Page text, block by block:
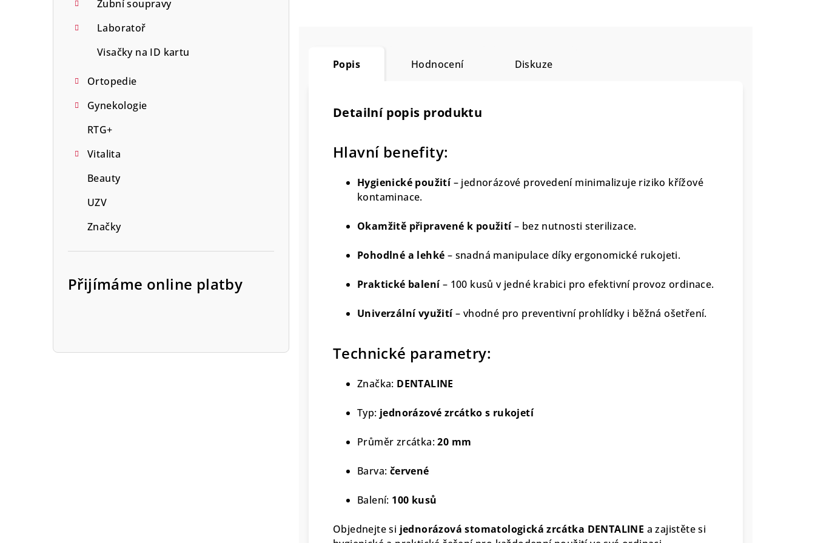
Zubní soupravy
Laboratoř
Visačky na ID kartu
Ortopedie
Gynekologie
RTG+
Vitalita
Beauty
UZV
Značky
Přijímáme online platby
Popis Hodnocení Diskuze
Detailní popis produktu
Hlavní benefity:
Hygienické použití– jednorázové provedení minimalizuje riziko křížové
kontaminace.
Okamžitě připravené k použití– bez nutnosti sterilizace.
Pohodlné a lehké – snadná manipulace díky ergonomické rukojeti.
Praktické balení– 100 kusů v jedné krabici pro efektivní provoz ordinace.
Univerzální využití– vhodné pro preventivní prohlídky i běžná ošetření.
Technické parametry:
Značka: DENTALINE
Typ: jednorázové zrcátko s rukojetí
Průměr zrcátka:20 mm
Barva: červené
Balení: 100 kusů
Objednejte si jednorázová stomatologická zrcátka DENTALINE a zajistěte si